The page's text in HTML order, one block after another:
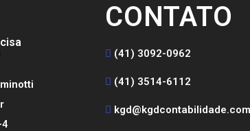
CONTATO
(41) 3092-0962
(41) 3514-6112